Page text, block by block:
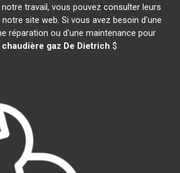
travail, vous pouvez consulter leurs
site web. Si vous avez besoin d'une
réparation ou d'une maintenance pour
chaudière gaz De Dietrich $